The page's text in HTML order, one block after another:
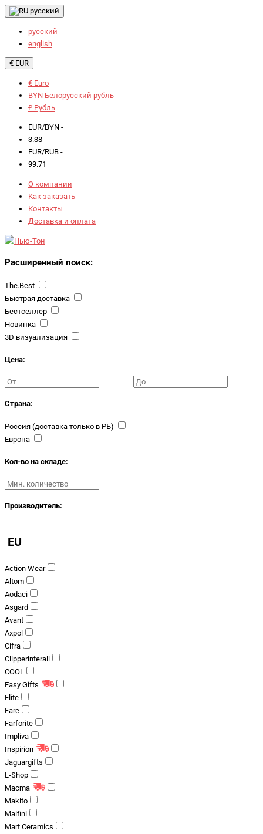
русский
русский
english
€ EUR
€ Euro
BYN Белорусский рубль
₽ Рубль
EUR/BYN -
3.38
EUR/RUB -
99.71
О компании
Как заказать
Контакты
Доставка и оплата
Расширенный поиск:
The.Best
Быстрая доставка
Бестселлер
Новинка
3D визуализация
Цена:
Страна:
Россия (доставка только в РБ)
Европа
Кол-во на складе:
Производитель:
EU
Action Wear
Altom
Aodaci
Asgard
Avant
Axpol
Cifra
Clipperinterall
COOL
Easy Gifts
Elite
Fare
Farforite
Impliva
Inspirion
Jaguargifts
L-Shop
Macma
Makito
Malfini
Mart Ceramics